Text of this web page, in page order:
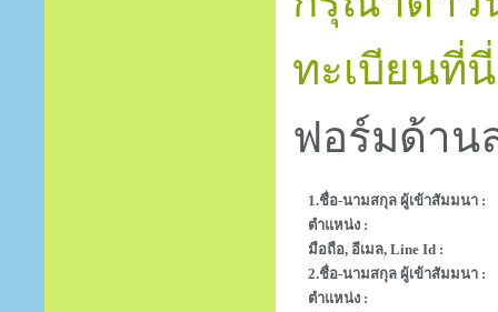
ทะเบียนที่นี่
ฟอร์มด้าน
1.ชื่อ-นามสกุล ผู้เข้าสัมมนา :
ตำแหน่ง :
มือถือ, อีเมล, Line Id :
2.ชื่อ-นามสกุล ผู้เข้าสัมมนา :
ตำแหน่ง :